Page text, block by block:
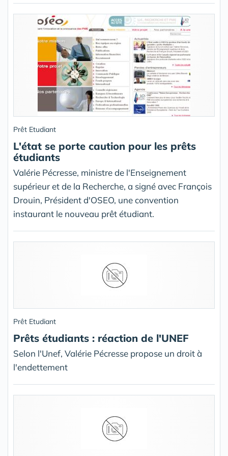
Prêt Etudiant
L'état se porte caution pour les prêts
étudiants
Valérie Pécresse, ministre de l'Enseignement
supérieur et de la Recherche, a signé avec François
Drouin, Président d'OSEO, une convention
instaurant le nouveau prêt étudiant.
Prêt Etudiant
Prêts étudiants : réaction de l'UNEF
Selon l'Unef, Valérie Pécresse propose un droit à
l'endettement